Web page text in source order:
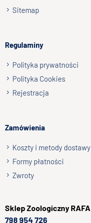
Wyślij opinię
Sitemap
Regulaminy
Polityka prywatności
Polityka Cookies
Rejestracja
Zamówienia
Koszty i metody dostawy
Formy płatności
Zwroty
SklepZoologiczny RAFA
798 954 726